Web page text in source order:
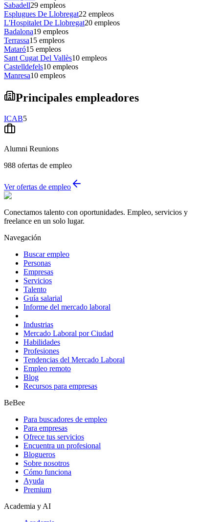
Sabadell29 empleos
Esplugues De Llobregat22 empleos
L'Hospitalet De Llobregat20 empleos
Badalona19 empleos
Terrassa15 empleos
Mataró15 empleos
Sant Cugat Del Vallès10 empleos
Castelldefels10 empleos
Manresa10 empleos
Principales empleadores
ICAB5
Alumni Reunions
988 ofertas de empleo
Ver ofertas de empleo
Conectamos talento con oportunidades. Empleo, servicios y
freelance en un solo lugar.
Navegación
Buscar empleo
Personas
Empresas
Servicios
Talento
Guía salarial
Informe del mercado laboral
Industrias
Mercado Laboral por Ciudad
Habilidades
Profesiones
Tendencias del Mercado Laboral
Empleo remoto
Blog
Recursos para empresas
BeBee
Para buscadores de empleo
Para empresas
Ofrece tus servicios
Encuentra un profesional
Blogueros
Sobre nosotros
Cómo funciona
Ayuda
Premium
Academia y AI